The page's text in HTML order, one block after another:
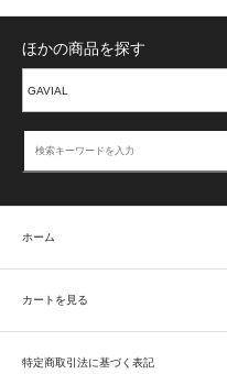
ほかの商品を探す
ホーム
カートを見る
特定商取引法に基づく表記